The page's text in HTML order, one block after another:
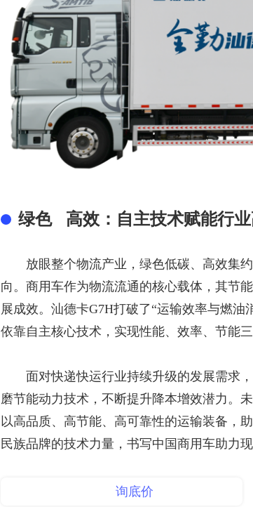
绿色 高效：自主技术赋能行
放眼整个物流产业，绿色低碳、高效集
向。商用车作为物流流通的核心载体，其节
展成效。汕德卡G7H打破了“运输效率与燃油
依靠自主核心技术，实现性能、效率、节能三
面对快递快运行业持续升级的发展需求
磨节能动力技术，不断提升降本增效潜力。
以高品质、高节能、高可靠性的运输装备，
民族品牌的技术力量，书写中国商用车助力
询底价